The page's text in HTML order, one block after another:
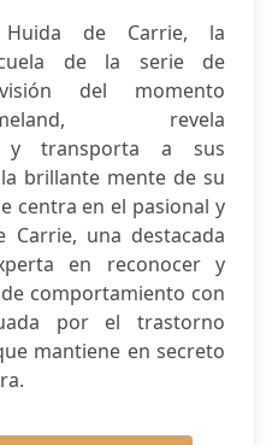
de Carrie, la
de la serie de
del momento
revela
y transporta a sus
brillante mente de su
centra en el pasional y
Carrie, una destacada
en reconocer y
comportamiento con
por el trastorno
mantiene en secreto